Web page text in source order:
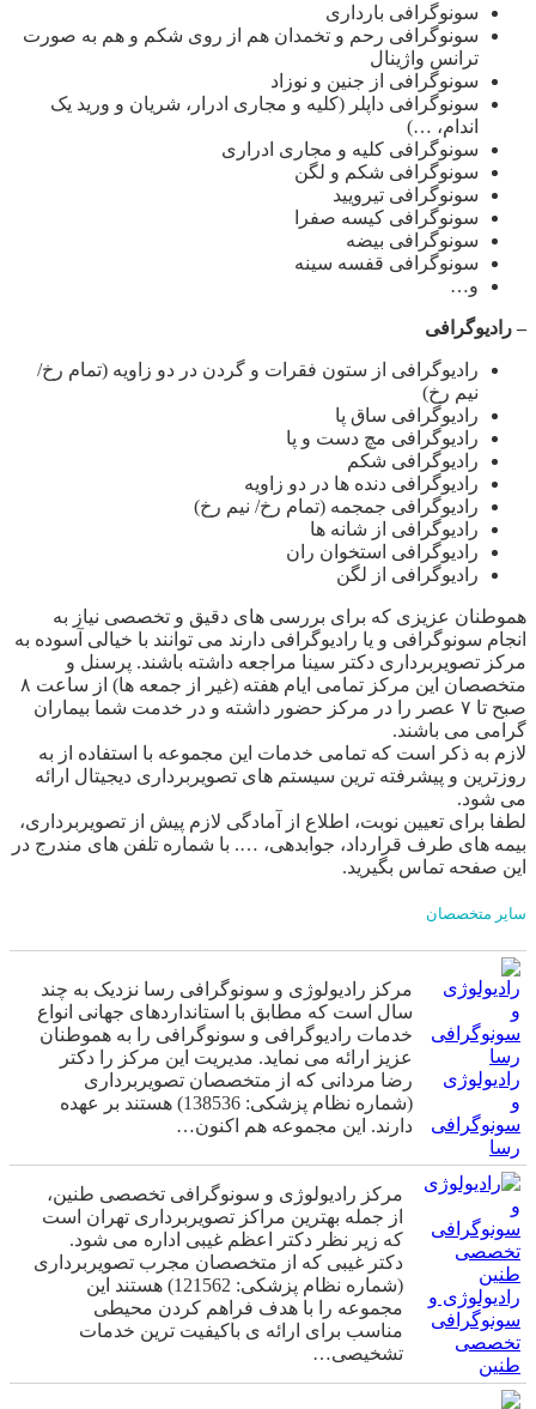
سونوگرافی بارداری
سونوگرافی رحم و تخمدان هم از روی شکم و هم به صورت
ترانس واژینال
سونوگرافی از جنین و نوزاد
سونوگرافی داپلر (کلیه و مجاری ادرار، شریان و ورید یک
اندام، …)
سونوگرافی کلیه و مجاری ادراری
سونوگرافی شکم و لگن
سونوگرافی تیرویید
سونوگرافی کیسه صفرا
سونوگرافی بیضه
سونوگرافی قفسه سینه
و…
– رادیوگرافی
رادیوگرافی از ستون فقرات و گردن در دو زاویه (تمام رخ/
نیم رخ)
رادیوگرافی ساق پا
رادیوگرافی مچ دست و پا
رادیوگرافی شکم
رادیوگرافی دنده ها در دو زاویه
رادیوگرافی جمجمه (تمام رخ/ نیم رخ)
رادیوگرافی از شانه ها
رادیوگرافی استخوان ران
رادیوگرافی از لگن
هموطنان عزیزی که برای بررسی های دقیق و تخصصی نیاز به
انجام سونوگرافی و یا رادیوگرافی دارند می توانند با خیالی آسوده به
مرکز تصویربرداری دکتر سینا مراجعه داشته باشند. پرسنل و
متخصصان این مرکز تمامی ایام هفته (غیر از جمعه ها) از ساعت ۸
صبح تا ۷ عصر را در مرکز حضور داشته و در خدمت شما بیماران
گرامی می باشند.
لازم به ذکر است که تمامی خدمات این مجموعه با استفاده از به
روزترین و پیشرفته ترین سیستم های تصویربرداری دیجیتال ارائه
می شود.
لطفا برای تعیین نوبت، اطلاع از آمادگی لازم پیش از تصویربرداری،
بیمه های طرف قرارداد، جوابدهی، …. با شماره تلفن های مندرج در
این صفحه تماس بگیرید.
سایر متخصصان
رادیولوژی
و
سونوگرافی
رسا
مرکز رادیولوژی و سونوگرافی رسا نزدیک به چند
سال است که مطابق با استانداردهای جهانی انواع
خدمات رادیوگرافی و سونوگرافی را به هموطنان
عزیز ارائه می نماید. مدیریت این مرکز را دکتر
رضا مردانی که از متخصصان تصویربرداری
(شماره نظام پزشکی: 138536) هستند بر عهده
دارند. این مجموعه هم اکنون…
رادیولوژی و
سونوگرافی
تخصصی
طنین
مرکز رادیولوژی و سونوگرافی تخصصی طنین،
از جمله بهترین مراکز تصویربرداری تهران است
که زیر نظر دکتر اعظم غیبی اداره می شود.
دکتر غیبی که از متخصصان مجرب تصویربرداری
(شماره نظام پزشکی: 121562) هستند این
مجموعه را با هدف فراهم کردن محیطی
مناسب برای ارائه ی باکیفیت ترین خدمات
تشخیصی…